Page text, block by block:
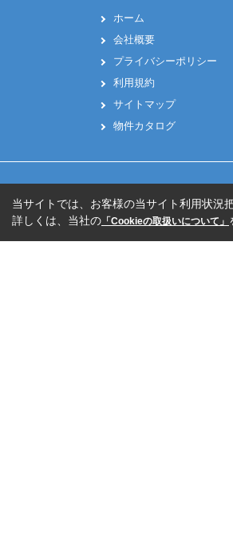
ホーム
会社概要
プライバシーポリシー
利用規約
サイトマップ
物件カタログ
当サイトでは、お客様の当サイト利用状況
詳しくは、当社の 「Cookieの取扱いについて」